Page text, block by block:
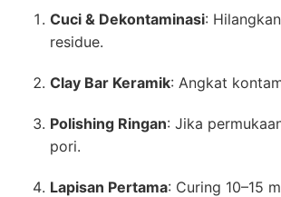
Cuci & Dekontaminasi:
residue.
Clay Bar Keramik: Angkat
Polishing Ringan: Jika
pori.
Lapisan Pertama: Curing 10–15